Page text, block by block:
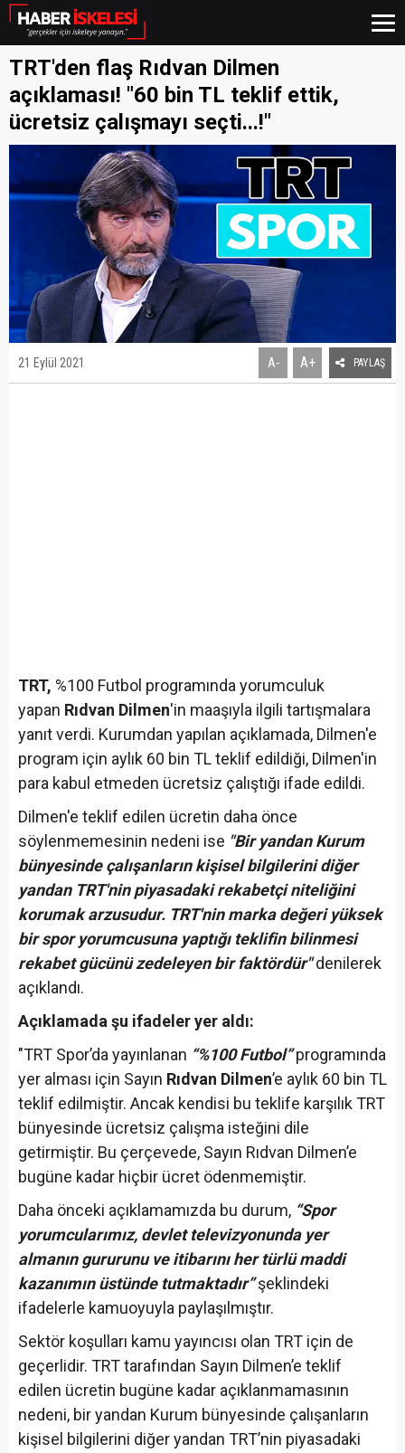
TRT'den flaş Rıdvan Dilmen
açıklaması! "60 bin TL teklif ettik,
ücretsiz çalışmayı seçti...!"
21 Eylül 2021 A- A+ PAYLAŞ
TRT, %100 Futbol programında yorumculuk
yapan Rıdvan Dilmen'in maaşıyla ilgili tartışmalara
yanıt verdi. Kurumdan yapılan açıklamada, Dilmen'e
program için aylık 60 bin TL teklif edildiği, Dilmen'in
para kabul etmeden ücretsiz çalıştığı ifade edildi.
Dilmen'e teklif edilen ücretin daha önce
söylenmemesinin nedeni ise "Bir yandan Kurum
bünyesinde çalışanların kişisel bilgilerini diğer
yandan TRT'nin piyasadaki rekabetçi niteliğini
korumak arzusudur. TRT'nin marka değeri yüksek
bir spor yorumcusuna yaptığı teklifin bilinmesi
rekabet gücünü zedeleyen bir faktördür"denilerek
açıklandı.
Açıklamada şu ifadeler yer aldı:
"TRT Spor’da yayınlanan “%100 Futbol”programında
yer alması için Sayın Rıdvan Dilmen’e aylık 60 bin TL
teklif edilmiştir. Ancak kendisi bu teklife karşılık TRT
bünyesinde ücretsiz çalışma isteğini dile
getirmiştir. Bu çerçevede, Sayın Rıdvan Dilmen’e
bugüne kadar hiçbir ücret ödenmemiştir.
Daha önceki açıklamamızda bu durum, “Spor
yorumcularımız, devlet televizyonunda yer
almanın gururunu ve itibarını her türlü maddi
kazanımın üstünde tutmaktadır”şeklindeki
ifadelerle kamuoyuyla paylaşılmıştır.
Sektör koşulları kamu yayıncısı olan TRT için de
geçerlidir. TRT tarafından Sayın Dilmen’e teklif
edilen ücretin bugüne kadar açıklanmamasının
nedeni, bir yandan Kurum bünyesinde çalışanların
kişisel bilgilerini diğer yandan TRT’nin piyasadaki